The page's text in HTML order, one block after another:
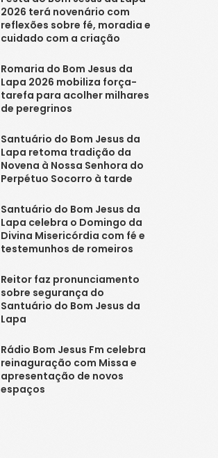
2026 terá novenário com
reflexões sobre fé, moradia e
cuidado com a criação
Romaria do Bom Jesus da
Lapa 2026 mobiliza força-
tarefa para acolher milhares
de peregrinos
Santuário do Bom Jesus da
Lapa retoma tradição da
Novena à Nossa Senhora do
Perpétuo Socorro à tarde
Santuário do Bom Jesus da
Lapa celebra o Domingo da
Divina Misericórdia com fé e
testemunhos de romeiros
Reitor faz pronunciamento
sobre segurança do
Santuário do Bom Jesus da
Lapa
Rádio Bom Jesus Fm celebra
reinaguração com Missa e
apresentação de novos
espaços